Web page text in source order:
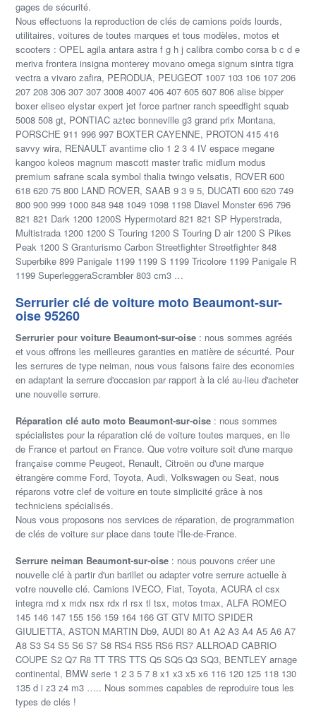
gages de sécurité.
Nous effectuons la reproduction de clés de camions poids lourds,
utilitaires, voitures de toutes marques et tous modèles, motos et
scooters : OPEL agila antara astra f g h j calibra combo corsa b c d e
meriva frontera insigna monterey movano omega signum sintra tigra
vectra a vivaro zafira, PERODUA, PEUGEOT 1007 103 106 107 206
207 208 306 307 307 3008 4007 406 407 605 607 806 alise bipper
boxer eliseo elystar expert jet force partner ranch speedfight squab
5008 508 gt, PONTIAC aztec bonneville g3 grand prix Montana,
PORSCHE 911 996 997 BOXTER CAYENNE, PROTON 415 416
savvy wira, RENAULT avantime clio 1 2 3 4 IV espace megane
kangoo koleos magnum mascott master trafic midlum modus
premium safrane scala symbol thalia twingo velsatis, ROVER 600
618 620 75 800 LAND ROVER, SAAB 9 3 9 5, DUCATI 600 620 749
800 900 999 1000 848 948 1049 1098 1198 Diavel Monster 696 796
821 821 Dark 1200 1200S Hypermotard 821 821 SP Hyperstrada,
Multistrada 1200 1200 S Touring 1200 S Touring D air 1200 S Pikes
Peak 1200 S Granturismo Carbon Streetfighter Streetfighter 848
Superbike 899 Panigale 1199 1199 S 1199 Tricolore 1199 Panigale R
1199 SuperleggeraScrambler 803 cm3 …
Serrurier clé de voiture moto Beaumont-sur-
oise 95260
Serrurier pour voiture Beaumont-sur-oise : nous sommes agréés
et vous offrons les meilleures garanties en matière de sécurité. Pour
les serrures de type neiman, nous vous faisons faire des economies
en adaptant la serrure d'occasion par rapport à la clé au-lieu d'acheter
une nouvelle serrure.
Réparation clé auto moto Beaumont-sur-oise : nous sommes
spécialistes pour la réparation clé de voiture toutes marques, en Ile
de France et partout en France. Que votre voiture soit d'une marque
française comme Peugeot, Renault, Citroën ou d'une marque
étrangère comme Ford, Toyota, Audi, Volkswagen ou Seat, nous
réparons votre clef de voiture en toute simplicité grâce à nos
techniciens spécialisés.
Nous vous proposons nos services de réparation, de programmation
de clés de voiture sur place dans toute l'Île-de-France.
Serrure neiman Beaumont-sur-oise : nous pouvons créer une
nouvelle clé à partir d'un barillet ou adapter votre serrure actuelle à
votre nouvelle clé. Camions IVECO, Fiat, Toyota, ACURA cl csx
integra md x mdx nsx rdx rl rsx tl tsx, motos tmax, ALFA ROMEO
145 146 147 155 156 159 164 166 GT GTV MITO SPIDER
GIULIETTA, ASTON MARTIN Db9, AUDI 80 A1 A2 A3 A4 A5 A6 A7
A8 S3 S4 S5 S6 S7 S8 RS4 RS5 RS6 RS7 ALLROAD CABRIO
COUPE S2 Q7 R8 TT TRS TTS Q5 SQ5 Q3 SQ3, BENTLEY arnage
continental, BMW serie 1 2 3 5 7 8 x1 x3 x5 x6 116 120 125 118 130
135 d i z3 z4 m3 ….. Nous sommes capables de reproduire tous les
types de clés !